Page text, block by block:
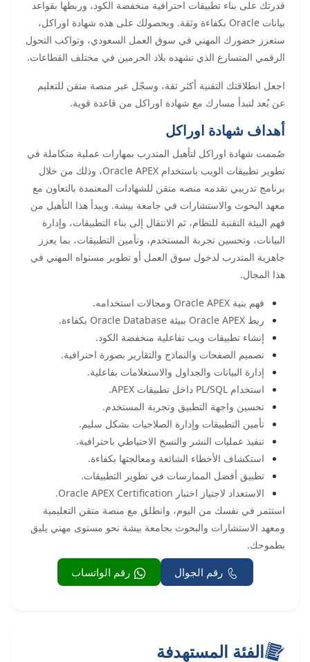
قدرتك على بناء تطبيقات احترافية منخفضة الكود، وربطها بقواعد
بيانات Oracle بكفاءة وثقة. وبحصولك على هذه شهادة اوراكل،
ستعزز حضورك المهني في سوق العمل السعودي، وتواكب التحول
الرقمي المتسارع الذي تشهده بلاد الحرمين في مختلف القطاعات.
اجعل انطلاقتك التقنية أكثر ثقة، وسجّل عبر منصة متقن للتعليم
عن بُعد لتبدأ مسارك مع شهادة اوراكل من قاعدة قوية.
أهداف شهادة اوراكل
صُممت شهادة اوراكل لتأهيل المتدرب بمهارات عملية متكاملة في
تطوير تطبيقات الويب باستخدام Oracle APEX، وذلك من خلال
برنامج تدريبي تقدمه منصه متقن للشهادات المعتمدة بالتعاون مع
معهد البحوث والاستشارات في جامعة بيشة. ويبدأ هذا التأهيل من
فهم البيئة التقنية للنظام، ثم الانتقال إلى بناء التطبيقات، وإدارة
البيانات، وتحسين تجربة المستخدم، وتأمين التطبيقات، بما يعزز
جاهزية المتدرب لدخول سوق العمل أو تطوير مستواه المهني في
هذا المجال.
فهم بنية Oracle APEX ومجالات استخدامه.
ربط Oracle APEX ببيئة Oracle Database بكفاءة.
إنشاء تطبيقات ويب تفاعلية منخفضة الكود.
تصميم الصفحات والنماذج والتقارير بصورة احترافية.
إدارة البيانات والجداول والاستعلامات بفاعلية.
استخدام PL/SQL داخل تطبيقات APEX.
تحسين واجهة التطبيق وتجربة المستخدم.
تأمين التطبيقات وإدارة الصلاحيات بشكل سليم.
تنفيذ عمليات النشر والنسخ الاحتياطي باحترافية.
استكشاف الأخطاء الشائعة ومعالجتها بكفاءة.
تطبيق أفضل الممارسات في تطوير التطبيقات.
الاستعداد لاجتياز اختبار Oracle APEX Certification.
استثمر في نفسك من اليوم، وانطلق مع منصة متقن التعليمية
ومعهد الاستشارات والبحوث بجامعة بيشة نحو مستوى مهني يليق
بطموحك.
رقم الجوال رقم الواتساب
الفئة المستهدفة